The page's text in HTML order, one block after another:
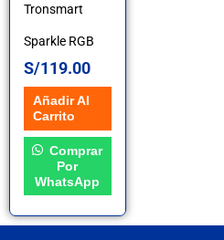
Tronsmart
Sparkle RGB
S/119.00
Añadir Al
Carrito
Comprar
Por
WhatsApp